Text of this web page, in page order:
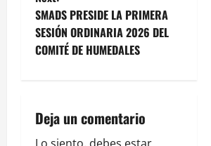
n
a
g
SMADS PRESIDE LA PRIMERA
SESIÓN ORDINARIA 2026 DEL
COMITÉ DE HUMEDALES
Deja un comentario